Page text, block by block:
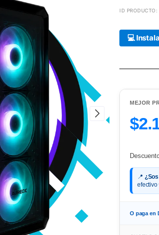
ID
💻
MEJOR
📍
efectivo
O paga en